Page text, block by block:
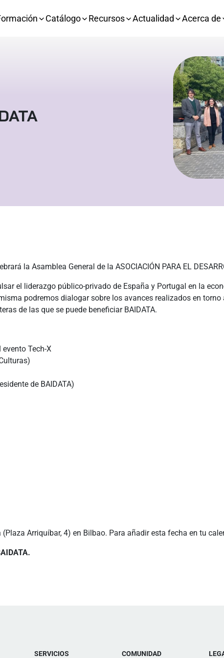
Catálogo Recursos Actualidad Acerca de
la Asamblea General de la ASOCIACIÓN PARA EL
el liderazgo público-privado de España y Portugal en la
podremos dialogar sobre los avances realizados en
de las que se puede beneficiar BAIDATA.
Tech-X
de BAIDATA)
Arriquíbar, 4) en Bilbao. Para añadir esta fecha en tu
SERVICIOS COMUNIDAD